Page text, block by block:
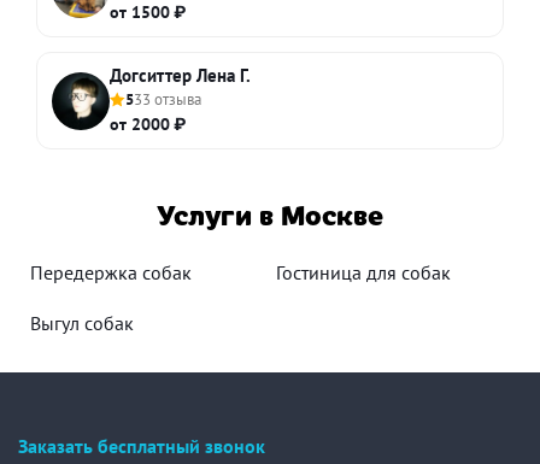
от 1500 ₽
Догситтер Лена Г.
533 отзыва
от 2000 ₽
Услуги в Москве
Передержка собак Гостиница для собак
Выгул собак
Заказать бесплатный звонок